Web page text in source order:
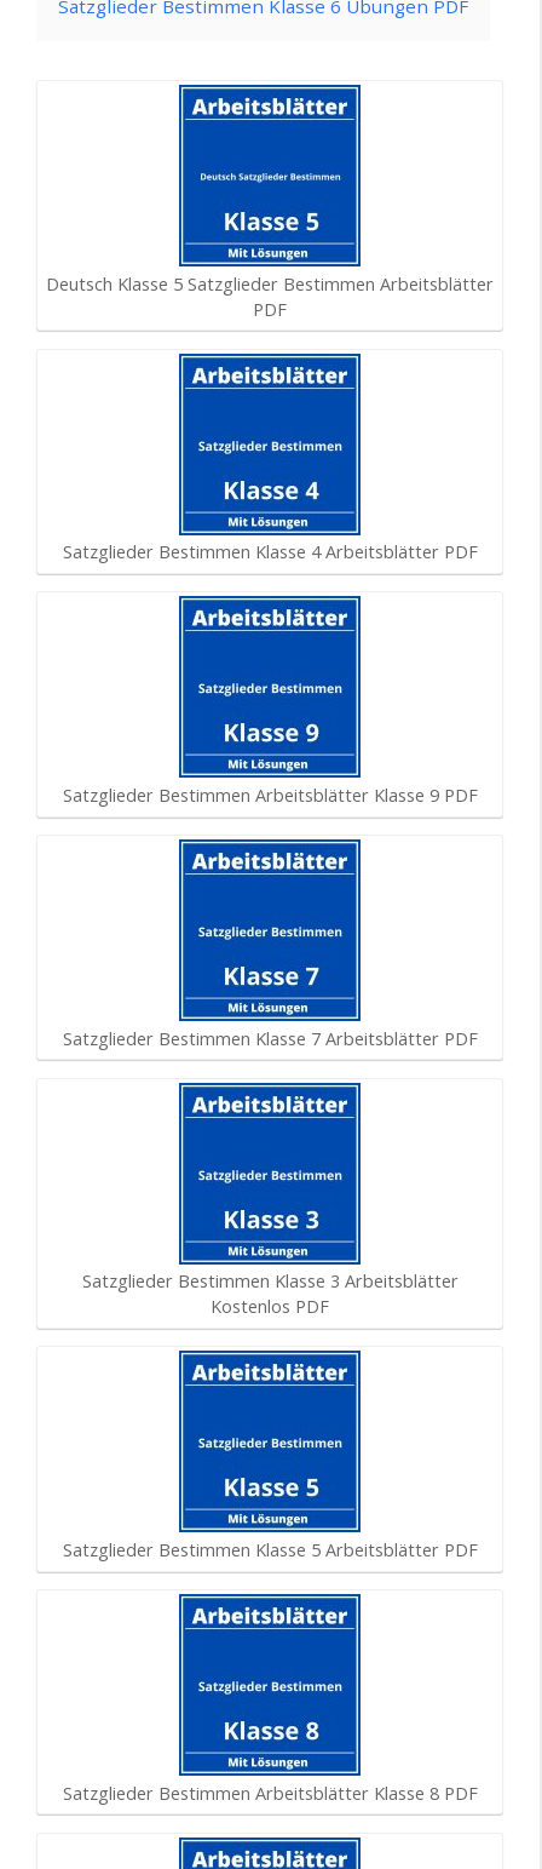
Satzglieder Bestimmen Klasse 6 Übungen PDF
Deutsch Klasse 5 Satzglieder Bestimmen Arbeitsblätter
PDF
Satzglieder Bestimmen Klasse 4 Arbeitsblätter PDF
Satzglieder Bestimmen Arbeitsblätter Klasse 9 PDF
Satzglieder Bestimmen Klasse 7 Arbeitsblätter PDF
Satzglieder Bestimmen Klasse 3 Arbeitsblätter
Kostenlos PDF
Satzglieder Bestimmen Klasse 5 Arbeitsblätter PDF
Satzglieder Bestimmen Arbeitsblätter Klasse 8 PDF